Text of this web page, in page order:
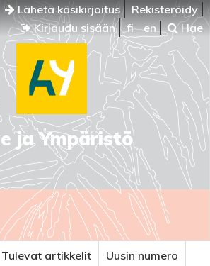
Lähetä käsikirjoitus
Rekisteröidy
Kirjaudu sisään
fi en Hae
ja Ympäristö
Tulevat artikkelit
Uusin numero